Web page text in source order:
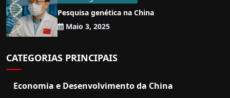
Pesquisa genética na China
Maio 3, 2025
CATEGORIAS PRINCIPAIS
Economia e Desenvolvimento da China